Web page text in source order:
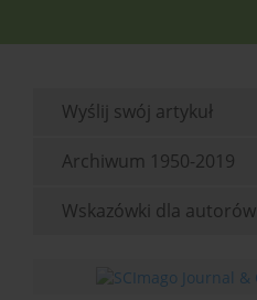
Wyślij swój artykuł
Archiwum 1950-2019
Wskazówki dla autorów